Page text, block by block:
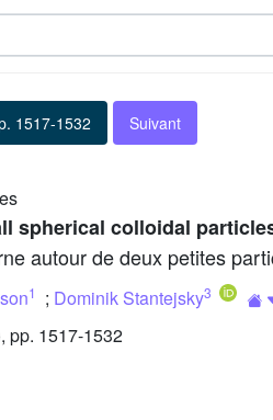
1517-1532 Suivant
spherical colloidal
autour de deux petites
1 ; Dominik Stantejsky3
pp. 1517-1532